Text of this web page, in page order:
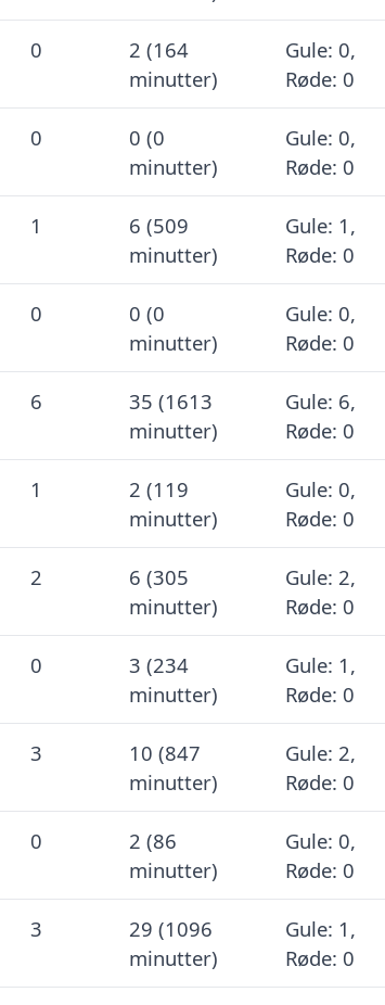
0
2 (164
minutter)
Gule: 0,
Røde: 0
0
0 (0
minutter)
Gule: 0,
Røde: 0
1
6 (509
minutter)
Gule: 1,
Røde: 0
0
0 (0
minutter)
Gule: 0,
Røde: 0
6
35 (1613
minutter)
Gule: 6,
Røde: 0
1
2 (119
minutter)
Gule: 0,
Røde: 0
2
6 (305
minutter)
Gule: 2,
Røde: 0
0
3 (234
minutter)
Gule: 1,
Røde: 0
3
10 (847
minutter)
Gule: 2,
Røde: 0
0
2 (86
minutter)
Gule: 0,
Røde: 0
3
29 (1096
minutter)
Gule: 1,
Røde: 0